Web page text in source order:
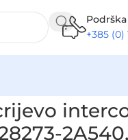
Podrška
+385 (0)
282732A540
28273-